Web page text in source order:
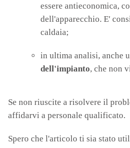
essere antieconomica,
dell'apparecchio. E'
caldaia;
in ultima analisi, anche
dell'impianto, che non
Se non riuscite a risolvere il
affidarvi a personale qualificato.
Spero che l'articolo ti sia stato